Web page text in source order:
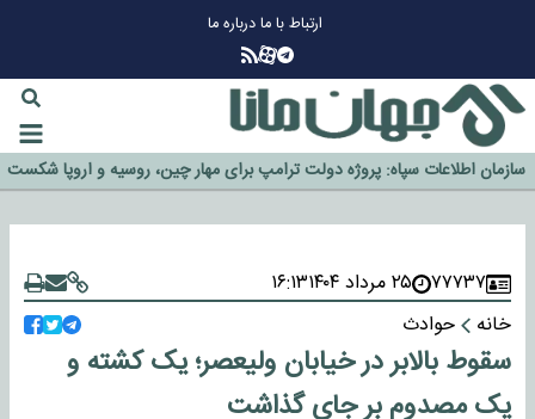
ارتباط با مادرباره ما
گزینه جدایی اوسمار روی میز مدیران پرسپولیس
آیا رئیس جمهور آمریکا قانون را دور می‌زند؟
اخراج رسمی چهره نامدار از پرسپولیس
سازمان اطلاعات سپاه: پروژه دولت ترامپ برای مهار چین، روسیه و اروپا شکست
خورد
۷۷۷۳۷ ۲۵ مرداد ۱۴۰۴
۱۶:۱۳
خانه
حوادث
سقوط بالابر در خیابان ولیعصر؛ یک کشته و
یک مصدوم بر جای گذاشت